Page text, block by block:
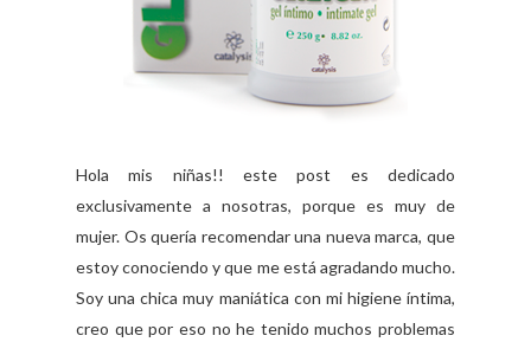
Hola mis niñas!! este post es dedicado
exclusivamente a nosotras, porque es muy de
mujer. Os quería recomendar una nueva marca, que
estoy conociendo y que me está agradando mucho.
Soy una chica muy maniática con mi higiene íntima,
creo que por eso no he tenido muchos problemas